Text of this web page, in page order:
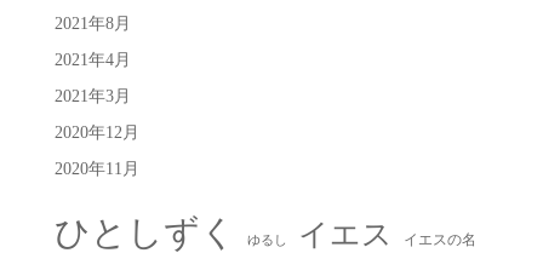
2021年8月
2021年4月
2021年3月
2020年12月
2020年11月
ひとしずく ゆるし イエス イエスの名